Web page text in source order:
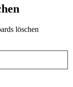
löschen